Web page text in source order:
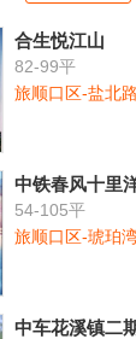
合生悦江山
82-99平
旅顺口区-盐北路
中铁春风十里
54-105平
旅顺口区-琥珀
中车花溪镇二